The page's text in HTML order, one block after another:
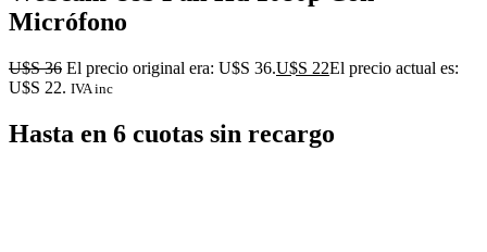
Micrófono
U$S36 El precio original era: U$S 36.U$S 22El precio actual es:
U$S 22. IVA inc
Hasta en 6 cuotas sin recargo